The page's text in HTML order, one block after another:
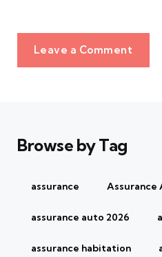
Leave a Comment
Browse by Tag
assurance Assurance
assurance auto 2026
assurance habitation